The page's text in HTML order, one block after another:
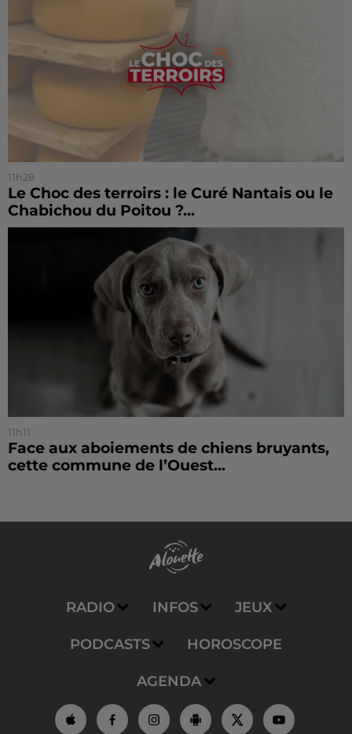
11h28
Le Choc des terroirs : le Curé Nantais ou le
Chabichou du Poitou ?...
11h11
Face aux aboiements de chiens bruyants,
cette commune de l’Ouest...
RADIO INFOS JEUX
PODCASTS HOROSCOPE
AGENDA